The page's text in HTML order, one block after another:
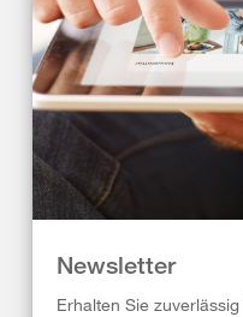
Newsletter
Erhalten Sie